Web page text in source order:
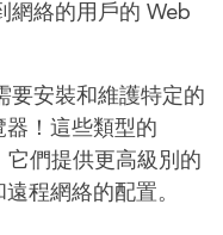
網絡的用戶的 Web
要安裝和維護特定的
！這些類型的
們提供更高級別的
程網絡的配置。